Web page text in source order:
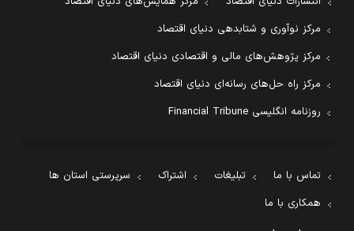
مرکز نوآوری و شتابدهی دنیای اقتصاد
مرکز پژوهش‌های مالی و اقتصادی دنیای اقتصاد
مرکز راه حل‌های رسانه‌ای دنیای اقتصاد
روزنامه انگلیسی Financial Tribune
تماس با ما تبلیغات اشتراک
سرپرستی استان ها
همکاری با ما